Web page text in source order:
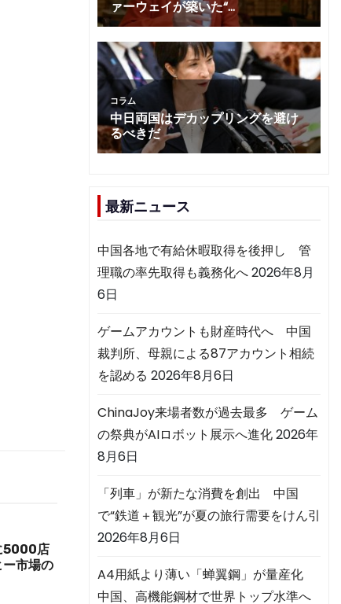
5000店
市場の
最新ニュース
中国各地で有給休暇取得を後押し 管
理職の率先取得も義務化へ2026年8月
6日
ゲームアカウントも財産時代へ 中国
裁判所、母親による87アカウント相続
を認める 2026年8月6日
ChinaJoy来場者数が過去最多 ゲーム
の祭典がAIロボット展示へ進化2026年
8月6日
「列車」が新たな消費を創出 中国
で“鉄道＋観光”が夏の旅行需要をけん引
2026年8月6日
A4用紙より薄い「蝉翼鋼」が量産化
中国、高機能鋼材で世界トップ水準へ